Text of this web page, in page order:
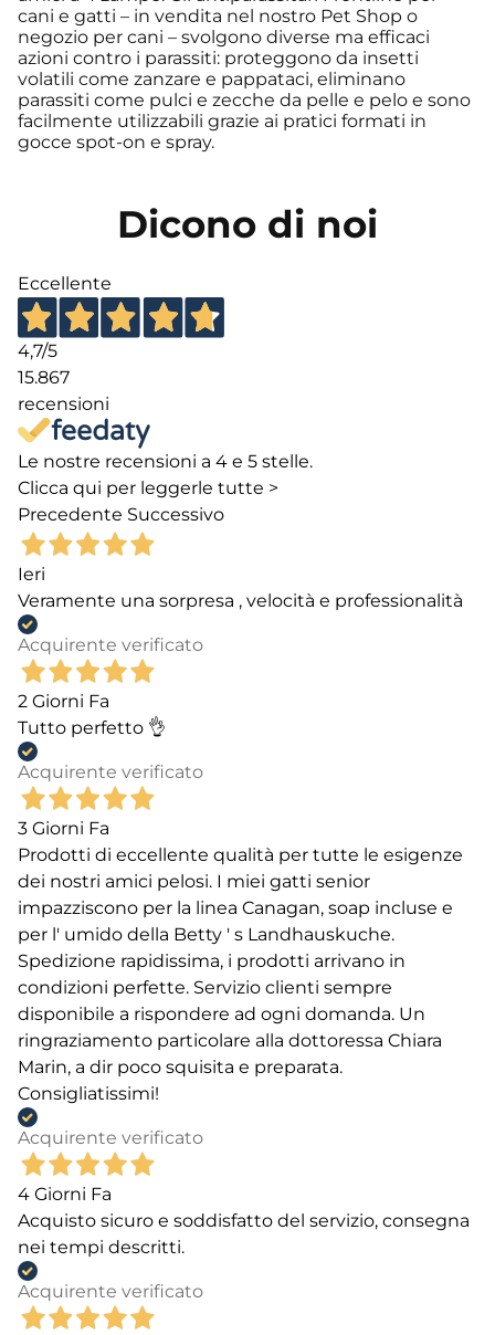
cani e gatti – in vendita nel nostro Pet Shop o
negozio per cani – svolgono diverse ma efficaci
azioni contro i parassiti: proteggono da insetti
volatili come zanzare e pappataci, eliminano
parassiti come pulci e zecche da pelle e pelo e sono
facilmente utilizzabili grazie ai pratici formati in
gocce spot-on e spray.
Dicono di noi
Eccellente
4,7/5
15.867
recensioni
Le nostre recensioni a 4 e 5 stelle.
Clicca qui per leggerle tutte >
Precedente Successivo
Ieri
Veramente una sorpresa , velocità e professionalità
Acquirente verificato
2 Giorni Fa
Tutto perfetto 👌
Acquirente verificato
3 Giorni Fa
Prodotti di eccellente qualità per tutte le esigenze
dei nostri amici pelosi. I miei gatti senior
impazziscono per la linea Canagan, soap incluse e
per l' umido della Betty ' s Landhauskuche.
Spedizione rapidissima, i prodotti arrivano in
condizioni perfette. Servizio clienti sempre
disponibile a rispondere ad ogni domanda. Un
ringraziamento particolare alla dottoressa Chiara
Marin, a dir poco squisita e preparata.
Consigliatissimi!
Acquirente verificato
4 Giorni Fa
Acquisto sicuro e soddisfatto del servizio, consegna
nei tempi descritti.
Acquirente verificato